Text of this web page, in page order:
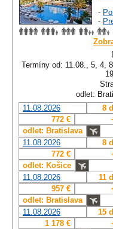
-
-
Termíny od: 11.08., 5, 4,
odlet:
11.08.2026
8
772 €
odlet: Bratislava
11.08.2026
8
772 €
odlet: Košice
11.08.2026
11
957 €
odlet: Bratislava
11.08.2026
15
1 178 €